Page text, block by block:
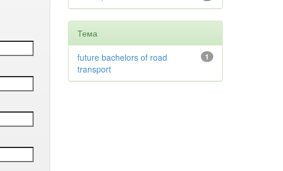
Тема
1
future bachelors of road
transport